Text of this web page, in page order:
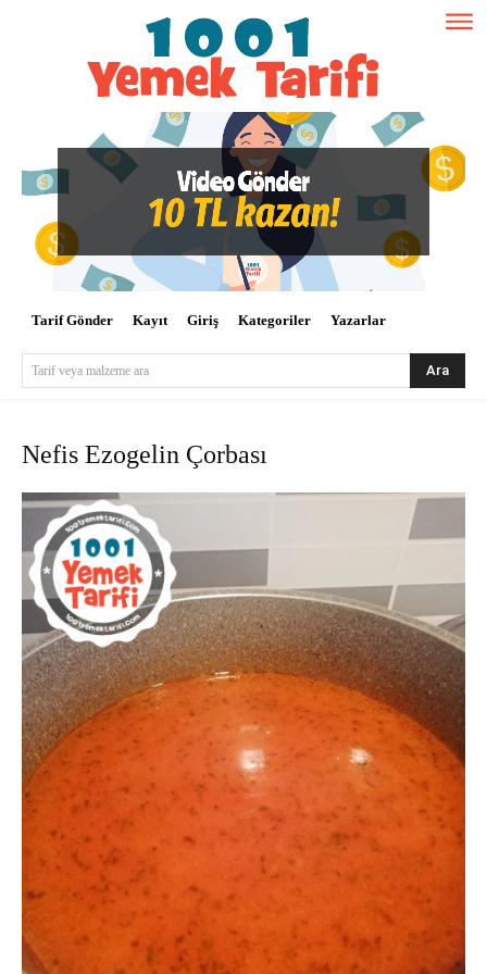
Tarif Gönder Kayıt Giriş Kategoriler Yazarlar
Tarif veya malzeme ara Ara
Nefis Ezogelin Çorbası